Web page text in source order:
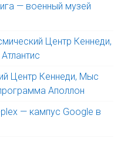
— военный музей
Центр Кеннеди,
Центр Кеннеди, Мыс
Аполлон
— кампус Google в